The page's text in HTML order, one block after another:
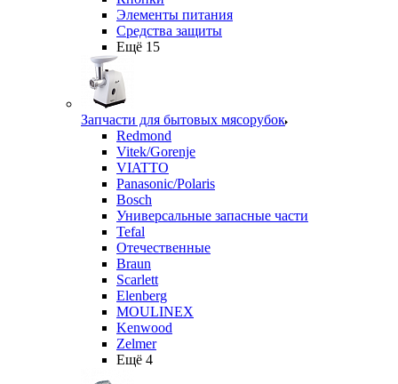
Элементы питания
Средства защиты
Ещё 15
Запчасти для бытовых мясорубок
Redmond
Vitek/Gorenje
VIATTO
Panasonic/Polaris
Bosch
Универсальные запасные части
Tefal
Отечественные
Braun
Scarlett
Elenberg
MOULINEX
Kenwood
Zelmer
Ещё 4